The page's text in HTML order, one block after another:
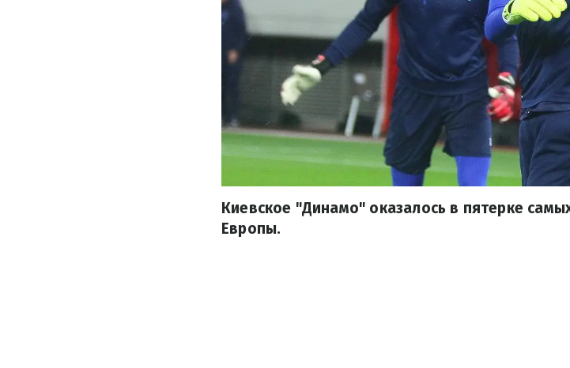
Киевское "Динамо" оказалось в пятерке
Европы.